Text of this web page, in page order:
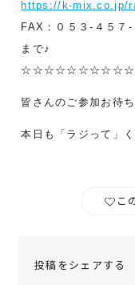
https://k-mix.co.jp/
FAX：０５３-４５７-
まで♪
皆さんのご参加お待
本日も「ラジって」く
こ
投稿をシェアする